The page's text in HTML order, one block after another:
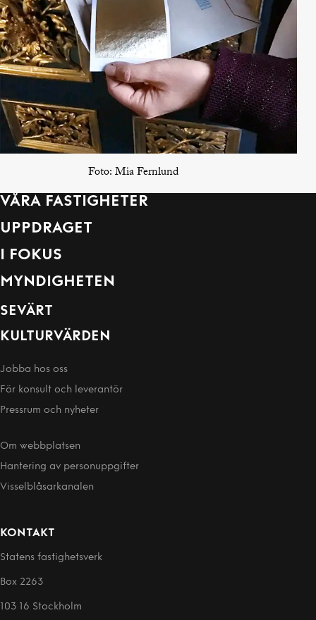
Foto:Mia Fernlund
VÅRA FASTIGHETER
UPPDRAGET
I FOKUS
MYNDIGHETEN
SEVÄRT
KULTURVÄRDEN
Jobba hos oss
För konsult och leverantör
Pressrum och nyheter
Om webbplatsen
Hantering av person­uppgifter
Visselblåsarkanalen
KONTAKT
Statens fastighetsverk
Box 2263
103 16 Stockholm